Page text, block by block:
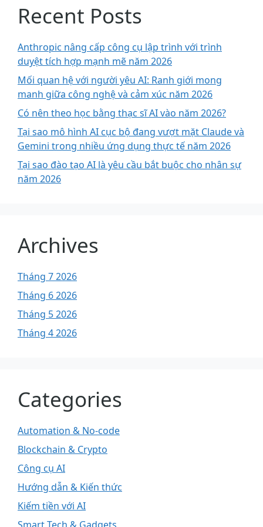
Recent Posts
Anthropic nâng cấp công cụ lập trình với trình
duyệt tích hợp mạnh mẽ năm 2026
Mối quan hệ với người yêu AI: Ranh giới mong
manh giữa công nghệ và cảm xúc năm 2026
Có nên theo học bằng thạc sĩ AI vào năm 2026?
Tại sao mô hình AI cục bộ đang vượt mặt Claude và
Gemini trong nhiều ứng dụng thực tế năm 2026
Tại sao đào tạo AI là yêu cầu bắt buộc cho nhân sự
năm 2026
Archives
Tháng 7 2026
Tháng 6 2026
Tháng 5 2026
Tháng 4 2026
Categories
Automation & No-code
Blockchain & Crypto
Công cụ AI
Hướng dẫn & Kiến thức
Kiếm tiền với AI